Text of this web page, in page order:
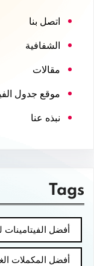
اتصل بنا
الشفافية
مقالات
موقع جدول
نبذه عنا
Tags
أفضل
أفضل المكملات